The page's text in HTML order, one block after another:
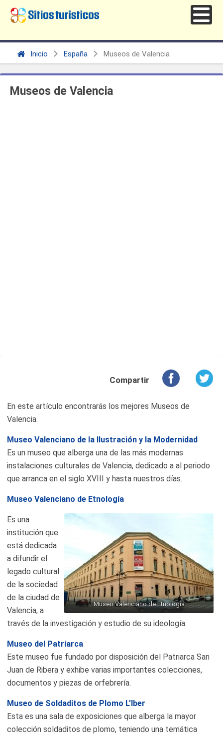
Inicio España Museos de Valencia
Museos de Valencia
Compartir
En este artículo encontrarás los mejores Museos de
Valencia.
Museo Valenciano de la Ilustración y la Modernidad
Es un museo que alberga una de las más modernas
instalaciones culturales de Valencia, dedicado a al periodo
que arranca en el siglo XVIII y hasta nuestros días.
Museo Valenciano de Etnología
Museo Valenciano de Etnología
Es una
institución que
está dedicada
a difundir el
legado cultural
de la sociedad
de la ciudad de
Valencia, a
través de la investigación y estudio de su ideología.
Museo del Patriarca
Este museo fue fundado por disposición del Patriarca San
Juan de Ribera y exhibe varias importantes colecciones,
documentos y piezas de orfebrería.
Museo de Soldaditos de Plomo L’lber
Esta es una sala de exposiciones que alberga la mayor
colección soldaditos de plomo, teniendo una temática